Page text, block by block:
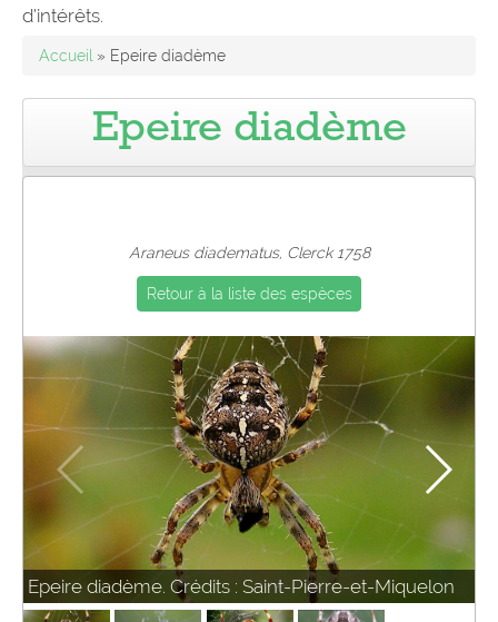
Pro
d’intérêts.
Accueil » Epeire diadème
Epeire diadème
Araneus diadematus, Clerck 1758
Retour à la liste des espèces
Epeire diadème. Crédits : Saint-Pierre-et-Miquelon